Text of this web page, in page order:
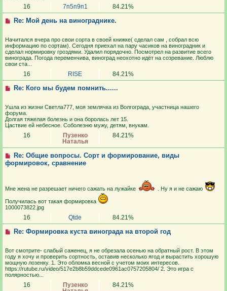
16 7п5п9п1 84.21%
Re: Мой день на винограднике.
Начитался вчера про свои сорта в своей книжке( сделал сам , собрал всю
информацию по сортам). Сегодня приехал на пару часиков на виноградник и
сделал нормировку гроздями. Удалил порядочно. Посмотрел на развитие всего
винограда. Погода переменчива, виноград неохотно идёт на созревание. Люблю
свои ста...
16 RISE 84.21%
Re: Кого мы будем помнить......
Ушла из жизни Светла777, моя землячка из Волгограда, участница нашего
форума.
Долгая тяжелая болезнь и она боролась лет 15.
Цаствие ей небесное. Соболезню мужу, детям, внукам.
16
Пузенко
Наталья
84.21%
Re: Общие вопросы. Сорт и формирование, виды
формировок, сравнение
Мне жена не разрешает ничего сажать на лужайке . Ну я и не сажаю
Получилась вот такая формировка
1000073822.jpg
16 Qtde 84.21%
Re: Формировка куста винограда на второй год
Вот смотрите- слабый саженец, я не обрезала осенью на обратный рост. В этом
году я хочу и проверить сортность, оставив несколько ягод и вырастить хорошую
мощную лозенку. 1. Это обломка весной с учетом моих интересов.
https://rutube.ru/video/517e2b8b59ddcede0961ac0757205804/ 2. Это игра с
полярностью...
16
Пузенко
84.21%